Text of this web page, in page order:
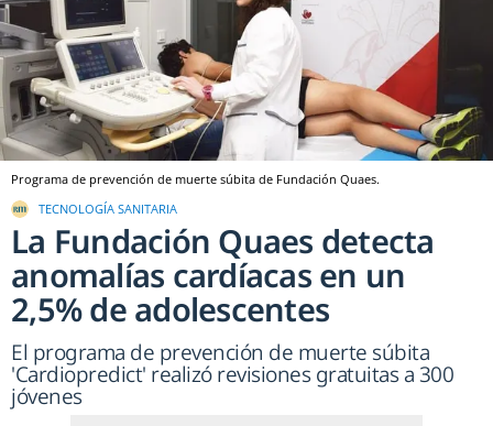
Programa de prevención de muerte súbita de Fundación Quaes.
TECNOLOGÍA SANITARIA
La Fundación Quaes detecta
anomalías cardíacas en un
2,5% de adolescentes
El programa de prevención de muerte súbita
'Cardiopredict' realizó revisiones gratuitas a 300
jóvenes